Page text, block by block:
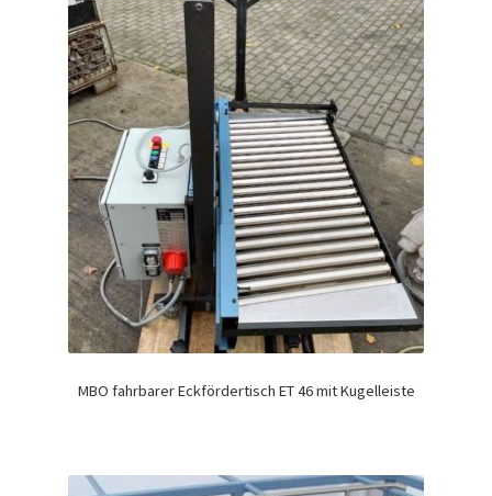
MBO fahrbarer Eckfördertisch ET 46 mit Kugelleiste